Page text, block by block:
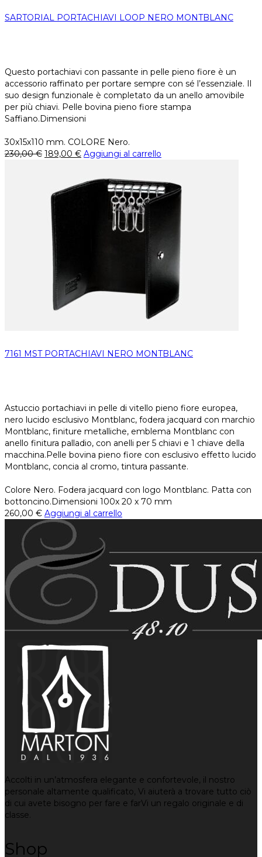
SARTORIAL PORTACHIAVI LOOP NERO MONTBLANC
Questo portachiavi con passante in pelle pieno fiore è un
accessorio raffinato per portare sempre con sé l’essenziale. Il
suo design funzionale è completato da un anello amovibile
per più chiavi. Pelle bovina pieno fiore stampa
Saffiano.Dimensioni
30x15x110 mm. COLORE Nero.
230,00€ 189,00 € Aggiungi al carrello
7161 MST PORTACHIAVI NERO MONTBLANC
Astuccio portachiavi in pelle di vitello pieno fiore europea,
nero lucido esclusivo Montblanc, fodera jacquard con marchio
Montblanc, finiture metalliche, emblema Montblanc con
anello finitura palladio, con anelli per 5 chiavi e 1 chiave della
macchina.Pelle bovina pieno fiore con esclusivo effetto lucido
Montblanc, concia al cromo, tintura passante.
Colore Nero. Fodera jacquard con logo Montblanc. Patta con
bottoncino.Dimensioni 100x 20 x 70 mm
260,00 € Aggiungi al carrello
Accolti in un’atmosfera elegante e confortevole, il nostro
personale altamente qualificato, Vi aiuterà a trovare tutto ciò
di cui avete bisogno per fare e farVi un regalo originale e di
classe.
Shop